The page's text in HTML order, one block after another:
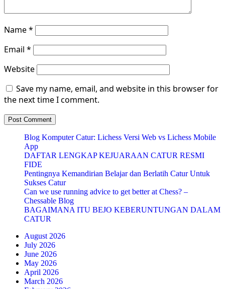
Name*
Email *
Website
Save my name, email, and website in this browser for
the next time I comment.
Blog Komputer Catur: Lichess Versi Web vs Lichess Mobile
App
DAFTAR LENGKAP KEJUARAAN CATUR RESMI
FIDE
Pentingnya Kemandirian Belajar dan Berlatih Catur Untuk
Sukses Catur
Can we use running advice to get better at Chess? –
Chessable Blog
BAGAIMANA ITU BEJO KEBERUNTUNGAN DALAM
CATUR
August 2026
July 2026
June 2026
May 2026
April 2026
March 2026